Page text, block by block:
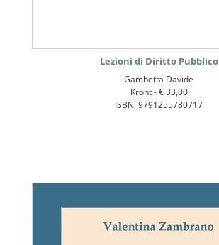
Lezioni di Diritto Pubblico
Gambetta Davide
Kront -€ 33,00
ISBN: 9791255780717